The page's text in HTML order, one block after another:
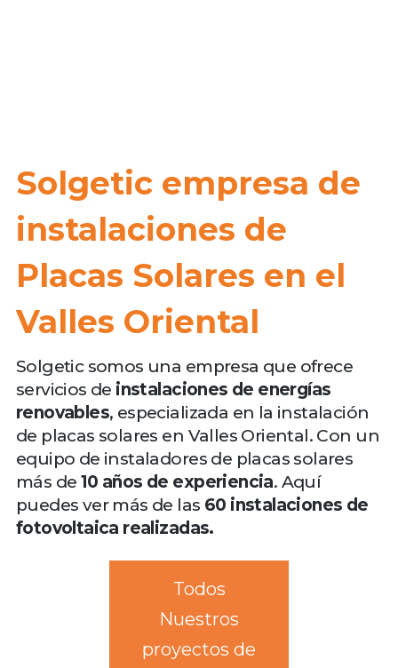
Solgetic empresa de
instalaciones de
Placas Solares en el
Valles Oriental
Solgetic somos una empresa que ofrece
servicios de instalaciones de energías
renovables, especializada en la instalación
de placas solares en Valles Oriental. Con un
equipo de instaladores de placas solares
más de 10 años de experiencia. Aquí
puedes ver más de las 60 instalaciones de
fotovoltaica realizadas.
Todos
Nuestros
proyectos de